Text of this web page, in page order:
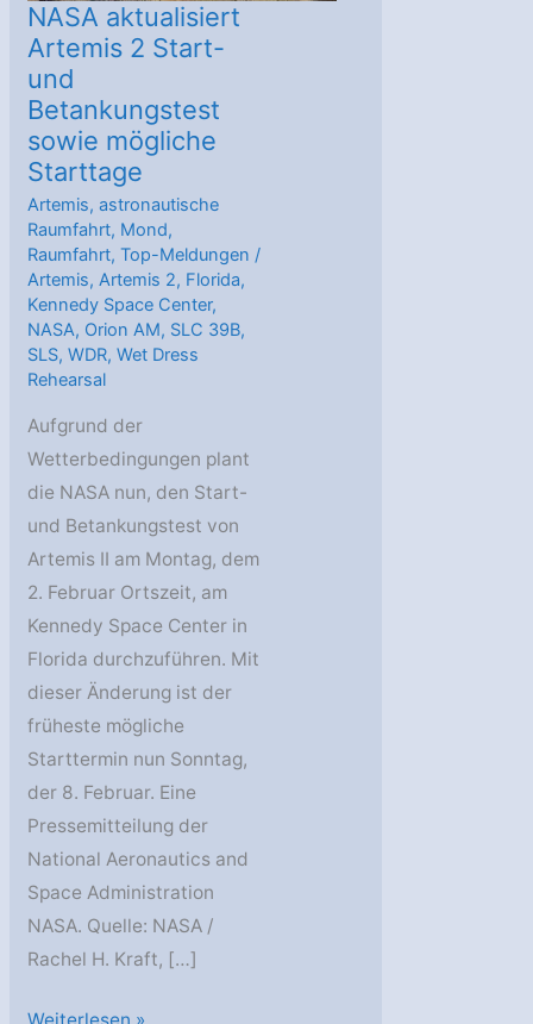
NASA aktualisiert
Artemis 2 Start-
und
Betankungstest
sowie mögliche
Starttage
Artemis,astronautische
Raumfahrt, Mond,
Raumfahrt,Top-Meldungen /
Artemis,Artemis 2, Florida,
Kennedy Space Center,
NASA, Orion AM, SLC 39B,
SLS,WDR,Wet Dress
Rehearsal
Aufgrund der
Wetterbedingungen plant
die NASA nun, den Start-
und Betankungstest von
Artemis II am Montag, dem
2. Februar Ortszeit, am
Kennedy Space Center in
Florida durchzuführen. Mit
dieser Änderung ist der
früheste mögliche
Starttermin nun Sonntag,
der 8. Februar. Eine
Pressemitteilung der
National Aeronautics and
Space Administration
NASA. Quelle: NASA /
Rachel H. Kraft, […]
NASA